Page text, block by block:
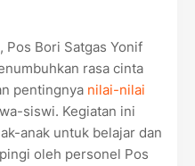
Pos Bori Satgas Yonif
rasa cinta
pentingnya nilai-nilai
siswi. Kegiatan ini
anak untuk belajar dan
oleh personel Pos